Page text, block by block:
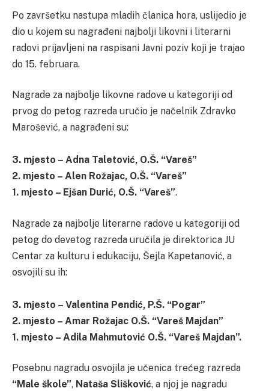
Po završetku nastupa mladih članica hora, uslijedio je
dio u kojem su nagrađeni najbolji likovni i literarni
radovi prijavljeni na raspisani Javni poziv koji je trajao
do 15. februara.
Nagrade za najbolje likovne radove u kategoriji od
prvog do petog razreda uručio je načelnik Zdravko
Marošević, a nagrađeni su:
3. mjesto – Adna Taletović, O.Š. “Vareš”
2. mjesto – Alen Rožajac, O.Š. “Vareš”
1. mjesto – Ejšan Durić, O.Š. “Vareš”.
Nagrade za najbolje literarne radove u kategoriji od
petog do devetog razreda uručila je direktorica JU
Centar za kulturu i edukaciju, Šejla Kapetanović, a
osvojili su ih:
3. mjesto – Valentina Pendić, P.Š. “Pogar”
2. mjesto – Amar Rožajac O.Š. “Vareš Majdan”
1. mjesto – Adila Mahmutović O.Š. “Vareš Majdan”.
Posebnu nagradu osvojila je učenica trećeg razreda
“Male škole”, Nataša Slišković, a njoj je nagradu